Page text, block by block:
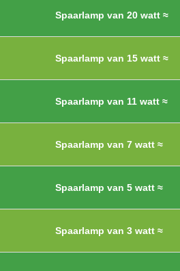
Spaarlamp van 20 watt ≈
Spaarlamp van 15 watt ≈
Spaarlamp van 11 watt ≈
Spaarlamp van 7 watt ≈
Spaarlamp van 5 watt ≈
Spaarlamp van 3 watt ≈